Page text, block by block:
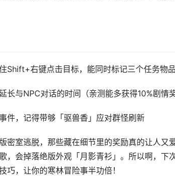
Shift+右键点击目标，能同时标记三个任务物
长与NPC对话的时间（亲测能多获得10%剧情奖
件，记得带够「驱兽香」应对群怪刷新
密室逃脱，那些藏在细节里的奖励真的让人又
会掉落绝版外观「月影青衫」。所以啊，下
巧，让你的寒林冒险事半功倍！